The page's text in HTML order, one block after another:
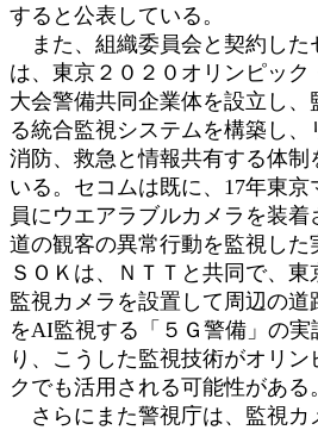
すると公表している。
また、組織委員会と契約した
は、東京２０２０オリンピッ
大会警備共同企業体を設立し、
る統合監視システムを構築し、
消防、救急と情報共有する体制
いる。セコムは既に、17年東
員にウエアラブルカメラを装
道の観客の異常行動を監視した
ＳＯＫは、ＮＴＴと共同で、東
監視カメラを設置して周辺の
をAI監視する「５Ｇ警備」の
り、こうした監視技術がオリ
クでも活用される可能性がある。
さらにまた警視庁は、監視カ